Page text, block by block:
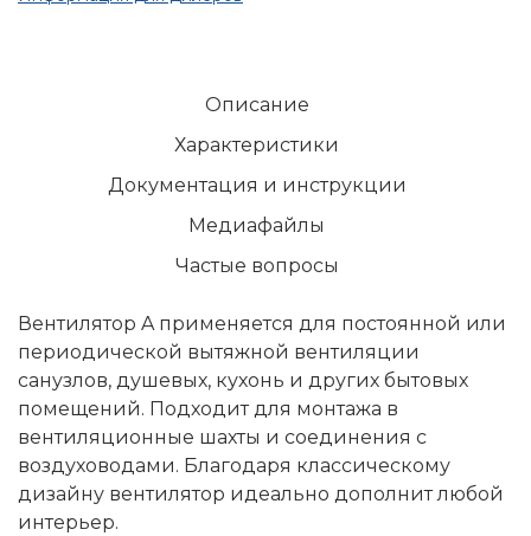
Описание
Характеристики
Документация и инструкции
Медиафайлы
Частые вопросы
Вентилятор A применяется для постоянной или
периодической вытяжной вентиляции
санузлов, душевых, кухонь и других бытовых
помещений. Подходит для монтажа в
вентиляционные шахты и соединения с
воздуховодами. Благодаря классическому
дизайну вентилятор идеально дополнит любой
интерьер.